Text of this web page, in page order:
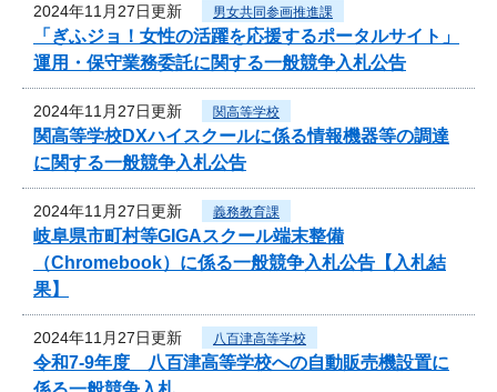
2024年11月27日更新 男女共同参画推進課
「ぎふジョ！女性の活躍を応援するポータルサイト」
運用・保守業務委託に関する一般競争入札公告
2024年11月27日更新 関高等学校
関高等学校DXハイスクールに係る情報機器等の調達
に関する一般競争入札公告
2024年11月27日更新 義務教育課
岐阜県市町村等GIGAスクール端末整備
（Chromebook）に係る一般競争入札公告【入札結
果】
2024年11月27日更新 八百津高等学校
令和7-9年度 八百津高等学校への自動販売機設置に